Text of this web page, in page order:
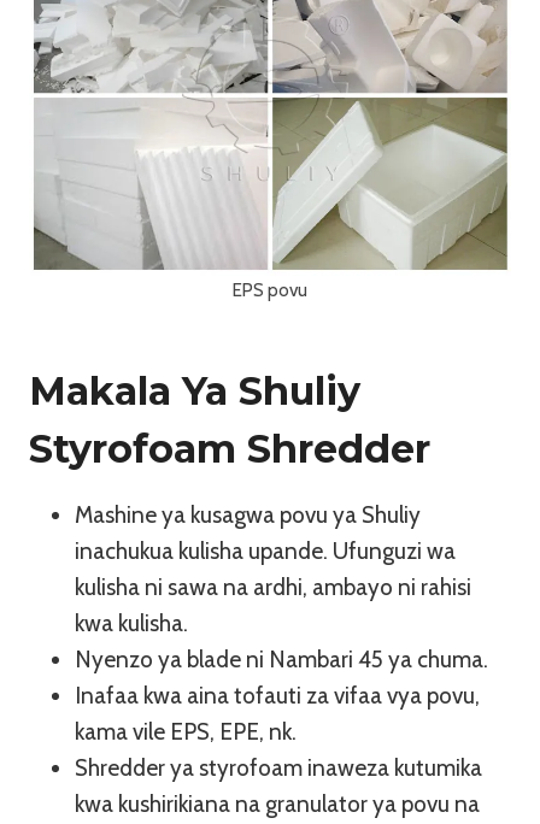
EPS povu
Makala Ya Shuliy
Styrofoam Shredder
Mashine ya kusagwa povu ya Shuliy
inachukua kulisha upande. Ufunguzi wa
kulisha ni sawa na ardhi, ambayo ni rahisi
kwa kulisha.
Nyenzo ya blade ni Nambari 45 ya chuma.
Inafaa kwa aina tofauti za vifaa vya povu,
kama vile EPS, EPE, nk.
Shredder ya styrofoam inaweza kutumika
kwa kushirikiana na granulator ya povu na